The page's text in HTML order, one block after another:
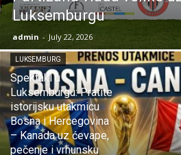
Luksemburgu
admin - July 22, 2026
LUKSEMBURG
Spektakl u
Luksemburgu: Pratite
istorijsku utakmicu
Bosna i Hercegovina
– Kanada uz ćevape,
pečenje i vrhunsku